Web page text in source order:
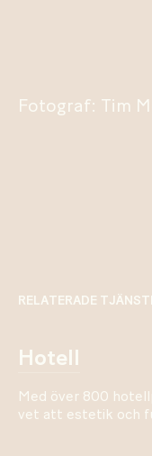
Fotograf: Tim
RELATERADE
hotell
Med över 800
vet att estetik och